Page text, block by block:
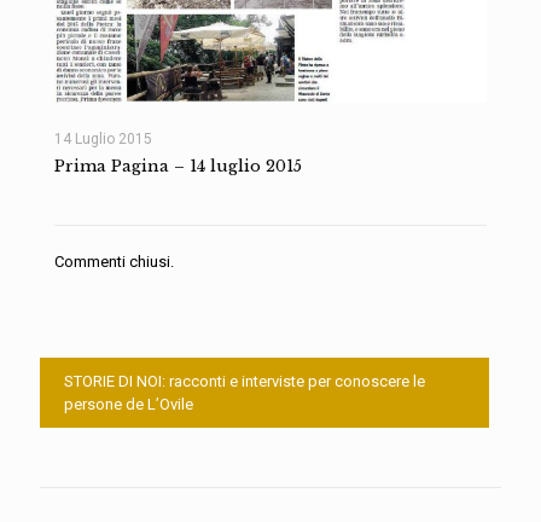
14 Luglio 2015
Prima Pagina – 14 luglio 2015
Commenti chiusi.
STORIE DI NOI: racconti e interviste per conoscere le
persone de L’Ovile